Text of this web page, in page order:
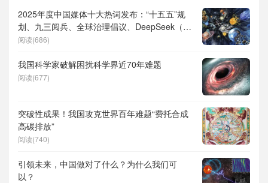
2025年度中国媒体十大热词发布：“十五五”规
划、九三阅兵、全球治理倡议、DeepSeek（深
度求索）、人形机器人、苏超、票根经济、育
阅读(686)
我国科学家破解困扰科学界近70年难题
阅读(677)
突破性成果！我国攻克世界百年难题“费托合成
高碳排放”
阅读(740)
引领未来，中国做对了什么？为什么我们可
以？